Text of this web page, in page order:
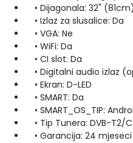
• Dijagonala: 32" (81cm)
• Izlaz za slusalice: Da
• VGA: Ne
• WiFi: Da
• CI slot: Da
• Digitalni audio izlaz
• Ekran: D-LED
• SMART: Da
• SMART_OS_TIP:
• Tip Tunera: DVB-T2/
• Garancija: 24 mjeseci